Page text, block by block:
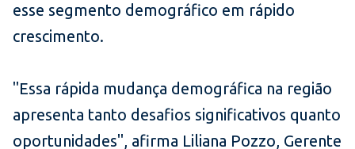
esse segmento demográfico em rápido
crescimento.
"Essa rápida mudança demográfica na região
apresenta tanto desafios significativos quanto
oportunidades", afirma Liliana Pozzo, Gerente